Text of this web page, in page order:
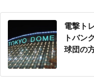
電撃ト
トバン
球団の